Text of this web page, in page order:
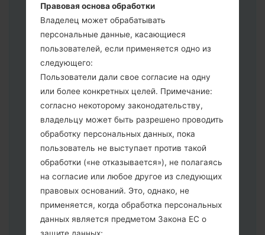
выберите CSC _ ***, в другом случае
выберите HOME_CSC _ *** для
сохранения Ваших данных.
Теперь выключите устройство и
войдите в "Download" режим. Все
методы как это сделать:
Нажмите и удерживайте клавиши:
питание, громкости и Bixbi.
Нажмите и удерживайте клавиши:
регулировки громкости. Подключив
телефон к ПК используя USB кабель.
Нажмите и удерживайте клавиши:
питание, громкости и домой.
Подключите USB кабель и нажмите
клавиши: уменьшение звука и Bixbi.
Нажмите и удерживайте клавиши:
Правовая основа обработки
Владелец может обрабатывать
персональные данные, касающиеся
пользователей, если применяется одно из
следующего:
Пользователи дали свое согласие на одну
или более конкретных целей. Примечание:
согласно некоторому законодательству,
владельцу может быть разрешено проводить
обработку персональных данных, пока
пользователь не выступает против такой
обработки («не отказывается»), не полагаясь
на согласие или любое другое из следующих
правовых оснований. Это, однако, не
применяется, когда обработка персональных
данных является предметом Закона ЕС о
защите данных;